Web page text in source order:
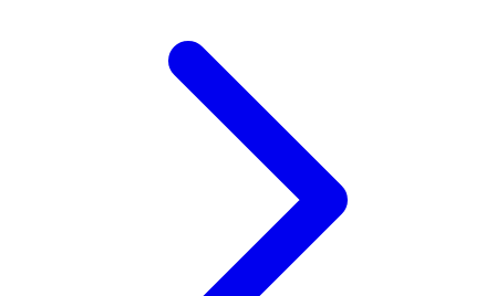
Dostałem naprawdę dobre zdjęcia po zastosowaniu się do
wytycznych przesyłania. Dużo taniej niż wynajęcie